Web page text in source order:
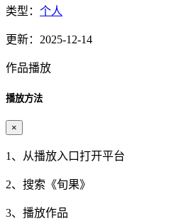
类型： 个人
更新：2025-12-14
作品播放
播放方法
×
1、从播放入口打开平台
2、搜索《旬果》
3、播放作品